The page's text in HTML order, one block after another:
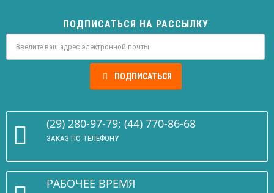
ПОДПИСАТЬСЯ НА РАССЫЛКУ
ПОДПИСАТЬСЯ
(29) 280-97-79; (44) 770-86-68
ЗАКАЗ ПО ТЕЛЕФОНУ
РАБОЧЕЕ ВРЕМЯ